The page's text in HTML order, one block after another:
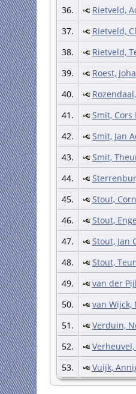
36.
Rietveld,
37.
Rietveld,
38.
Rietveld,
39.
Roest,
40.
41.
Smit,
42.
Smit, Jan
43.
Smit,
44.
45.
Stout,
46.
Stout,
47.
Stout, Jan
48.
Stout,
49.
van der
50.
van Wijck,
51.
Verduin,
52.
53.
Vuijk,